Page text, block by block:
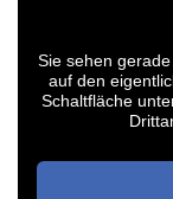
Sie sehen
auf den
Schaltfläche